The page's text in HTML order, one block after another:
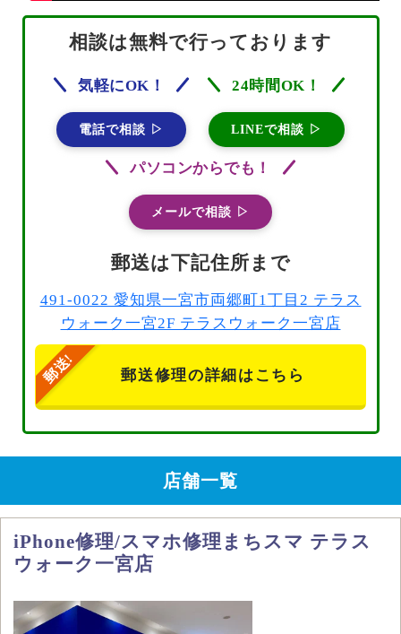
相談は無料で行っております
気軽にOK！
電話で相談 ▷
24時間OK！
LINEで相談 ▷
パソコンからでも！
メールで相談 ▷
郵送は下記住所まで
491-0022 愛知県一宮市両郷町1丁目2 テラス
ウォーク一宮2F テラスウォーク一宮店
郵送修理の詳細はこちら
店舗一覧
iPhone修理/スマホ修理まちスマ テラス
ウォーク一宮店